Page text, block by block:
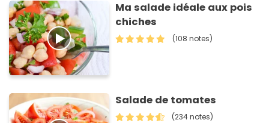
Ma salade idéale aux pois
chiches
(108 notes)
Salade de tomates
(234 notes)